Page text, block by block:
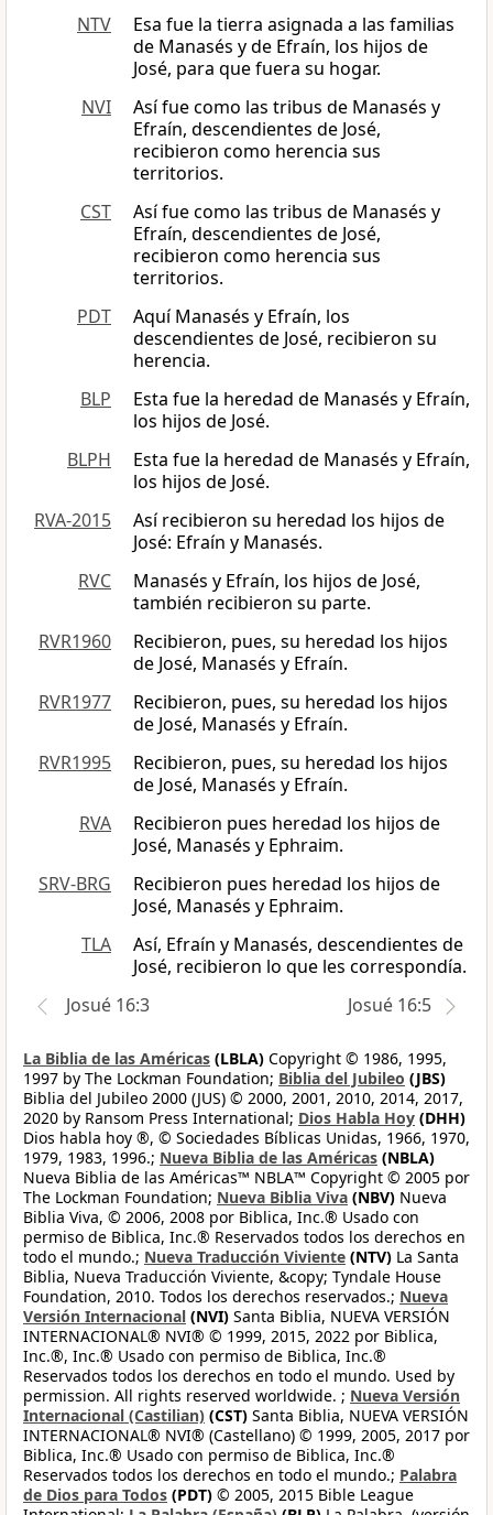
NTV
Esa fue la tierra asignada a las familias
de Manasés y de Efraín, los hijos de
José, para que fuera su hogar.
NVI
Así fue como las tribus de Manasés y
Efraín, descendientes de José,
recibieron como herencia sus
territorios.
CST
Así fue como las tribus de Manasés y
Efraín, descendientes de José,
recibieron como herencia sus
territorios.
PDT
Aquí Manasés y Efraín, los
descendientes de José, recibieron su
herencia.
BLP
Esta fue la heredad de Manasés y Efraín,
los hijos de José.
BLPH
Esta fue la heredad de Manasés y Efraín,
los hijos de José.
RVA-2015
Así recibieron su heredad los hijos de
José: Efraín y Manasés.
RVC
Manasés y Efraín, los hijos de José,
también recibieron su parte.
RVR1960
Recibieron, pues, su heredad los hijos
de José, Manasés y Efraín.
RVR1977
Recibieron, pues, su heredad los hijos
de José, Manasés y Efraín.
RVR1995
Recibieron, pues, su heredad los hijos
de José, Manasés y Efraín.
RVA
Recibieron pues heredad los hijos de
José, Manasés y Ephraim.
SRV-BRG
Recibieron pues heredad los hijos de
José, Manasés y Ephraim.
TLA
Así, Efraín y Manasés, descendientes de
José, recibieron lo que les correspondía.
Josué 16:3
Josué 16:5
La Biblia de las Américas (LBLA) Copyright © 1986, 1995,
1997 by The Lockman Foundation; Biblia del Jubileo (JBS)
Biblia del Jubileo 2000 (JUS) © 2000, 2001, 2010, 2014, 2017,
2020 by Ransom Press International; Dios Habla Hoy (DHH)
Dios habla hoy ®, © Sociedades Bíblicas Unidas, 1966, 1970,
1979, 1983, 1996.; Nueva Biblia de las Américas (NBLA)
Nueva Biblia de las Américas™ NBLA™ Copyright © 2005 por
The Lockman Foundation; Nueva Biblia Viva (NBV) Nueva
Biblia Viva, © 2006, 2008 por Biblica, Inc.® Usado con
permiso de Biblica, Inc.® Reservados todos los derechos en
todo el mundo.; Nueva Traducción Viviente (NTV) La Santa
Biblia, Nueva Traducción Viviente, &copy; Tyndale House
Foundation, 2010. Todos los derechos reservados.; Nueva
Versión Internacional (NVI) Santa Biblia, NUEVA VERSIÓN
INTERNACIONAL® NVI® © 1999, 2015, 2022 por Biblica,
Inc.®, Inc.® Usado con permiso de Biblica, Inc.®
Reservados todos los derechos en todo el mundo. Used by
permission. All rights reserved worldwide. ; Nueva Versión
Internacional (Castilian) (CST) Santa Biblia, NUEVA VERSIÓN
INTERNACIONAL® NVI® (Castellano) © 1999, 2005, 2017 por
Biblica, Inc.® Usado con permiso de Biblica, Inc.®
Reservados todos los derechos en todo el mundo.; Palabra
de Dios para Todos (PDT) © 2005, 2015 Bible League